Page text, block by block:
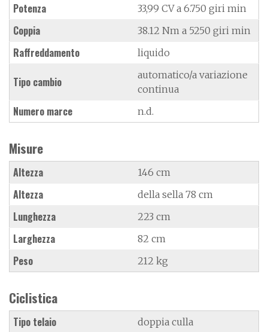
Potenza 33,99 CV a 6.750 giri min
Coppia 38.12 Nm a 5250 giri min
Raffreddamento liquido
Tipo cambio
automatico/a variazione
continua
Numero marce n.d.
Misure
Altezza 146 cm
Altezza della sella 78 cm
Lunghezza 223 cm
Larghezza 82 cm
Peso 212 kg
Ciclistica
Tipo telaio doppia culla